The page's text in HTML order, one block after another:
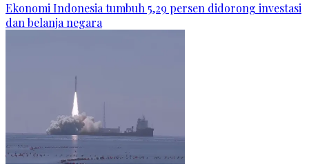
Ekonomi Indonesia tumbuh 5,29 persen didorong investasi
dan belanja negara